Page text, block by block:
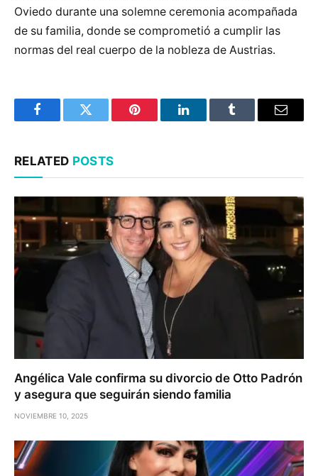
Oviedo durante una solemne ceremonia acompañada
de su familia, donde se comprometió a cumplir las
normas del real cuerpo de la nobleza de Austrias.
FacebookTwitter Pinterest LinkedInTumblr Email
RELATED POSTS
Angélica Vale confirma su divorcio de Otto Padrón
y asegura que seguirán siendo familia
NOVIEMBRE 10, 2025